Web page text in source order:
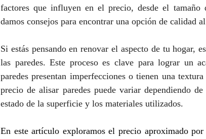
factores que influyen en el precio, desde el
damos consejos para encontrar una opción de calidad
Si estás pensando en renovar el aspecto de tu hogar,
las paredes. Este proceso es clave para lograr un
paredes presentan imperfecciones o tienen una
precio de alisar paredes puede variar dependiendo
estado de la superficie y los materiales utilizados.
En este artículo exploramos el precio aproximado